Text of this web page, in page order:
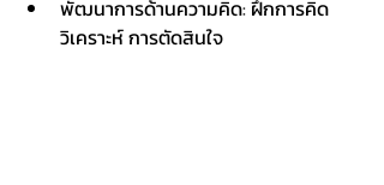
พัฒนาการด้านความคิด: ฝึกการคิด
วิเคราะห์ การตัดสินใจ